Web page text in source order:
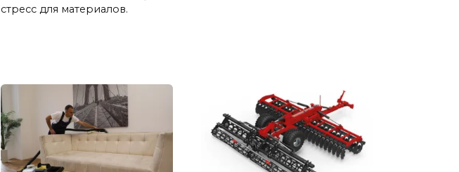
стресс для материалов.